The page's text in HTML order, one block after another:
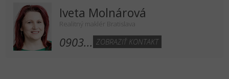
Iveta Molnárová
Realitný maklér Bratislava
0903... ZOBRAZIŤ KONTAKT